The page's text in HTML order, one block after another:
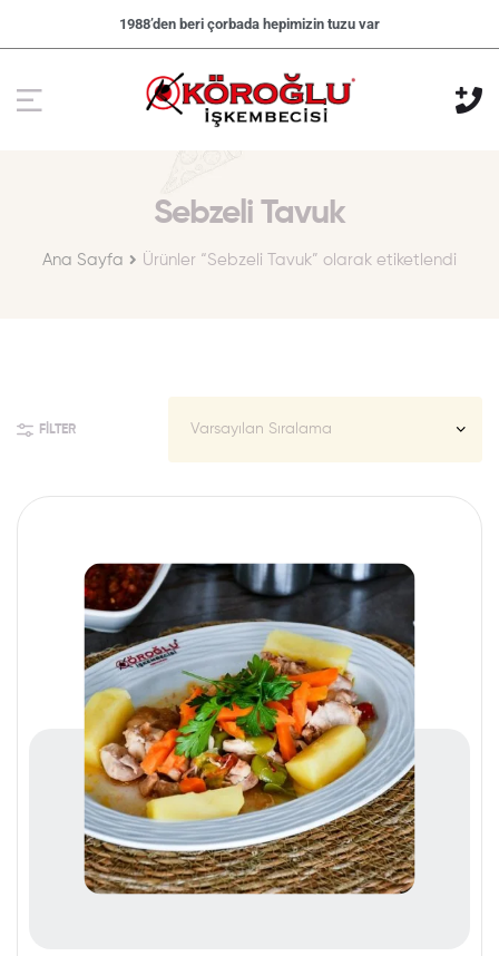
1988’den beri çorbada hepimizin tuzu var
Sebzeli Tavuk
Ana Sayfa Ürünler “Sebzeli Tavuk” olarak etiketlendi
FILTER